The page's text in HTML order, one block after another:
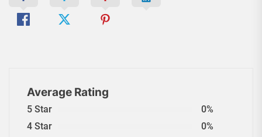
Average Rating
5 Star
0%
4 Star
0%